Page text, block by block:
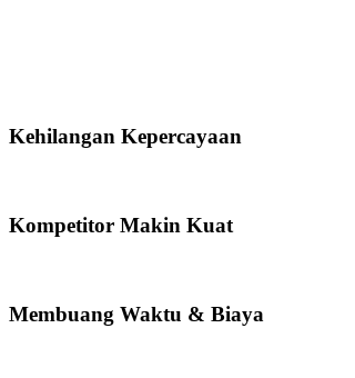
Kehilangan Kepercayaan
Kompetitor Makin Kuat
Membuang Waktu & Biaya